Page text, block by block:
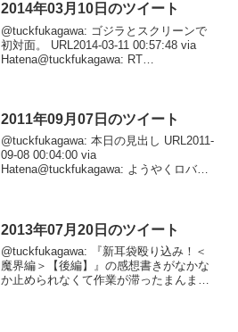
2014年03月10日のツイート
@tuckfukagawa: ゴジラとスクリーンで
初対面。 URL2014-03-11 00:57:48 via
Hatena@tuckfukagawa: RT
2011年09月07日のツイート
@tuckfukagawa: 本日の見出し URL2011-
09-08 00:04:00 via
Hatena@tuckfukagawa: ようやくロバー
2013年07月20日のツイート
@tuckfukagawa: 『新耳袋殴り込み！＜
魔界編＞【後編】』の感想書きがなかな
か止められなくて作業が滞ったまんまで